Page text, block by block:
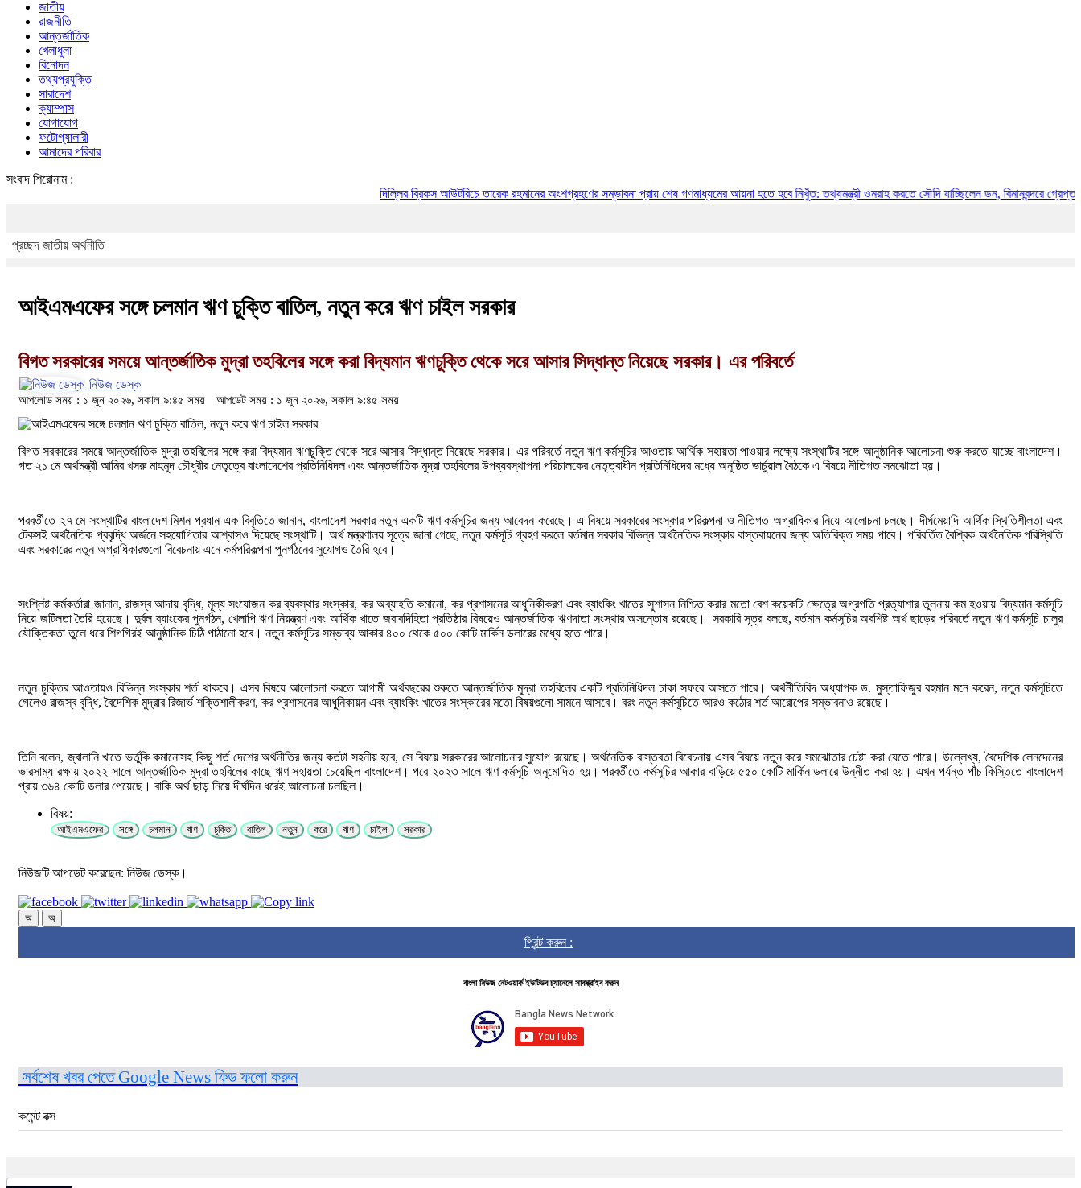
জাতীয়
রাজনীতি
আন্তর্জাতিক
খেলাধুলা
বিনোদন
তথ্যপ্রযুক্তি
সারাদেশ
ক্যাম্পাস
যোগাযোগ
ফটোগ্যালারী
আমাদের পরিবার
সংবাদ শিরোনাম :
দিল্লির ব্রিকস আউটরিচে তারেক রহমানের অংশগ্রহণের সম্ভাবনা প্রায় শেষগণমাধ্যমের আয়না হতে হবে নিখুঁত: তথ্যমন্ত্রীওমরাহ করতে সৌদি যাচ্ছিলেন ডন, বিমানবন্দরে গ্রেপ্তারমক্কায় পাক-
প্রচ্ছদ জাতীয় অর্থনীতি
আইএমএফের সঙ্গে চলমান ঋণ চুক্তি বাতিল, নতুন করে ঋণ চাইল সরকার
বিগত সরকারের সময়ে আন্তর্জাতিক মুদ্রা তহবিলের সঙ্গে করা বিদ্যমান ঋণচুক্তি থেকে সরে আসার সিদ্ধান্ত নিয়েছে সরকার। এর পরিবর্তে
নিউজ ডেস্ক
আপলোড সময় : ১ জুন ২০২৬, সকাল ৯:৪৫ সময় আপডেট সময় : ১ জুন ২০২৬, সকাল ৯:৪৫ সময়
বিগত সরকারের সময়ে আন্তর্জাতিক মুদ্রা তহবিলের সঙ্গে করা বিদ্যমান ঋণচুক্তি থেকে সরে আসার সিদ্ধান্ত নিয়েছে সরকার। এর পরিবর্তে নতুন ঋণ কর্মসূচির আওতায় আর্থিক সহায়তা পাওয়ার লক্ষ্যে সংস্থাটির সঙ্গে আনুষ্ঠানিক আলোচনা শুরু করতে যাচ্ছে বাংলাদেশ।
গত ২১ মে অর্থমন্ত্রী আমির খসরু মাহমুদ চৌধুরীর নেতৃত্বে বাংলাদেশের প্রতিনিধিদল এবং আন্তর্জাতিক মুদ্রা তহবিলের উপব্যবস্থাপনা পরিচালকের নেতৃত্বাধীন প্রতিনিধিদের মধ্যে অনুষ্ঠিত ভার্চুয়াল বৈঠকে এ বিষয়ে নীতিগত সমঝোতা হয়।
পরবর্তীতে ২৭ মে সংস্থাটির বাংলাদেশ মিশন প্রধান এক বিবৃতিতে জানান, বাংলাদেশ সরকার নতুন একটি ঋণ কর্মসূচির জন্য আবেদন করেছে। এ বিষয়ে সরকারের সংস্কার পরিকল্পনা ও নীতিগত অগ্রাধিকার নিয়ে আলোচনা চলছে। দীর্ঘমেয়াদি আর্থিক স্থিতিশীলতা এবং
টেকসই অর্থনৈতিক প্রবৃদ্ধি অর্জনে সহযোগিতার আশ্বাসও দিয়েছে সংস্থাটি। অর্থ মন্ত্রণালয় সূত্রে জানা গেছে, নতুন কর্মসূচি গ্রহণ করলে বর্তমান সরকার বিভিন্ন অর্থনৈতিক সংস্কার বাস্তবায়নের জন্য অতিরিক্ত সময় পাবে। পরিবর্তিত বৈশ্বিক অর্থনৈতিক পরিস্থিতি
এবং সরকারের নতুন অগ্রাধিকারগুলো বিবেচনায় এনে কর্মপরিকল্পনা পুনর্গঠনের সুযোগও তৈরি হবে।
সংশ্লিষ্ট কর্মকর্তারা জানান, রাজস্ব আদায় বৃদ্ধি, মূল্য সংযোজন কর ব্যবস্থার সংস্কার, কর অব্যাহতি কমানো, কর প্রশাসনের আধুনিকীকরণ এবং ব্যাংকিং খাতের সুশাসন নিশ্চিত করার মতো বেশ কয়েকটি ক্ষেত্রে অগ্রগতি প্রত্যাশার তুলনায় কম হওয়ায় বিদ্যমান কর্মসূচি
নিয়ে জটিলতা তৈরি হয়েছে। দুর্বল ব্যাংকের পুনর্গঠন, খেলাপি ঋণ নিয়ন্ত্রণ এবং আর্থিক খাতে জবাবদিহিতা প্রতিষ্ঠার বিষয়েও আন্তর্জাতিক ঋণদাতা সংস্থার অসন্তোষ রয়েছে। সরকারি সূত্র বলছে, বর্তমান কর্মসূচির অবশিষ্ট অর্থ ছাড়ের পরিবর্তে নতুন ঋণ কর্মসূচি চালুর
যৌক্তিকতা তুলে ধরে শিগগিরই আনুষ্ঠানিক চিঠি পাঠানো হবে। নতুন কর্মসূচির সম্ভাব্য আকার ৪০০ থেকে ৫০০ কোটি মার্কিন ডলারের মধ্যে হতে পারে।
নতুন চুক্তির আওতায়ও বিভিন্ন সংস্কার শর্ত থাকবে। এসব বিষয়ে আলোচনা করতে আগামী অর্থবছরের শুরুতে আন্তর্জাতিক মুদ্রা তহবিলের একটি প্রতিনিধিদল ঢাকা সফরে আসতে পারে। অর্থনীতিবিদ অধ্যাপক ড. মুস্তাফিজুর রহমান মনে করেন, নতুন কর্মসূচিতে
গেলেও রাজস্ব বৃদ্ধি, বৈদেশিক মুদ্রার রিজার্ভ শক্তিশালীকরণ, কর প্রশাসনের আধুনিকায়ন এবং ব্যাংকিং খাতের সংস্কারের মতো বিষয়গুলো সামনে আসবে। বরং নতুন কর্মসূচিতে আরও কঠোর শর্ত আরোপের সম্ভাবনাও রয়েছে।
তিনি বলেন, জ্বালানি খাতে ভর্তুকি কমানোসহ কিছু শর্ত দেশের অর্থনীতির জন্য কতটা সহনীয় হবে, সে বিষয়ে সরকারের আলোচনার সুযোগ রয়েছে। অর্থনৈতিক বাস্তবতা বিবেচনায় এসব বিষয়ে নতুন করে সমঝোতার চেষ্টা করা যেতে পারে। উল্লেখ্য, বৈদেশিক লেনদেনের
ভারসাম্য রক্ষায় ২০২২ সালে আন্তর্জাতিক মুদ্রা তহবিলের কাছে ঋণ সহায়তা চেয়েছিল বাংলাদেশ। পরে ২০২৩ সালে ঋণ কর্মসূচি অনুমোদিত হয়। পরবর্তীতে কর্মসূচির আকার বাড়িয়ে ৫৫০ কোটি মার্কিন ডলারে উন্নীত করা হয়। এখন পর্যন্ত পাঁচ কিস্তিতে বাংলাদেশ
প্রায় ৩৬৪ কোটি ডলার পেয়েছে। বাকি অর্থ ছাড় নিয়ে দীর্ঘদিন ধরেই আলোচনা চলছিল।
বিষয়:
আইএমএফের সঙ্গে চলমান ঋণ চুক্তি বাতিল নতুন করে ঋণ চাইল সরকার
নিউজটি আপডেট করেছেন: নিউজ ডেস্ক।
অ অ
প্রিন্ট করুন :
বাংলা নিউজ নেটওয়ার্ক ইউটিউব চ্যানেলে সাবস্ক্রাইব করুন
সর্বশেষ খবর পেতে Google News ফিড ফলো করুন
কমেন্ট বক্স